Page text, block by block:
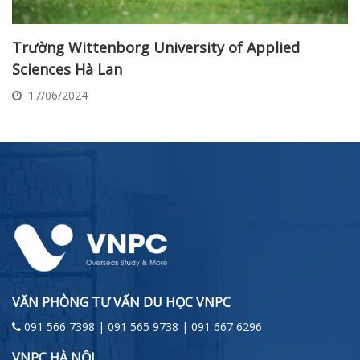
Trường Wittenborg University of Applied
Sciences Hà Lan
17/06/2024
VĂN PHÒNG TƯ VẤN DU HỌC VNPC
091 566 7398 | 091 565 9738 | 091 667 6296